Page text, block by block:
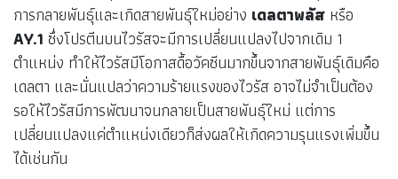
การกลายพันธุ์และเกิดสายพันธุ์ใหม่อย่าง เดลตาพลัส หรือ
AY.1 ซึ่งโปรตีนบนไวรัสจะมีการเปลี่ยนแปลงไปจากเดิม 1
ตำแหน่ง ทำให้ไวรัสมีโอกาสดื้อวัคซีนมากขึ้นจากสายพันธุ์เดิมคือ
เดลตา และนั่นแปลว่าความร้ายแรงของไวรัส อาจไม่จำเป็นต้อง
รอให้ไวรัสมีการพัฒนาจนกลายเป็นสายพันธุ์ใหม่ แต่การ
เปลี่ยนแปลงแค่ตำแหน่งเดียวก็ส่งผลให้เกิดความรุนแรงเพิ่มขึ้น
ได้เช่นกัน